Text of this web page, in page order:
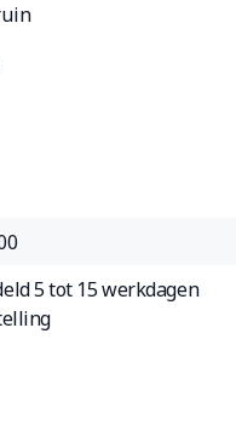
5 tot 15 werkdagen